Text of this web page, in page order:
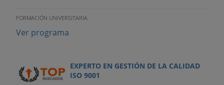
FORMACIÓN UNIVERSITARIA
Ver programa
EXPERTO EN GESTIÓN DE LA CALIDAD
ISO 9001